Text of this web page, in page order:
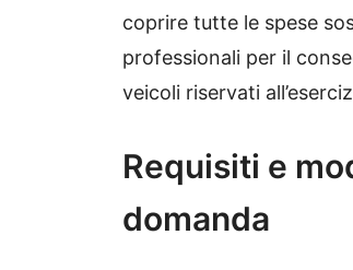
coprire tutte le spese
professionali per il
veicoli riservati
Requisiti e
domanda